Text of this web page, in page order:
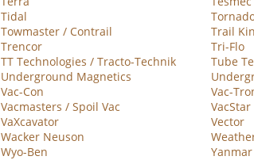
Tidal
Towmaster / Contrail
Trail
Trencor
Tri-Flo
TT Technologies / Tracto-Technik
Tube
Underground Magnetics
Vac-Con
Vac-
Vacmasters / Spoil Vac
VacStar
VaXcavator
Vector
Wacker Neuson
Wyo-Ben Yanmar